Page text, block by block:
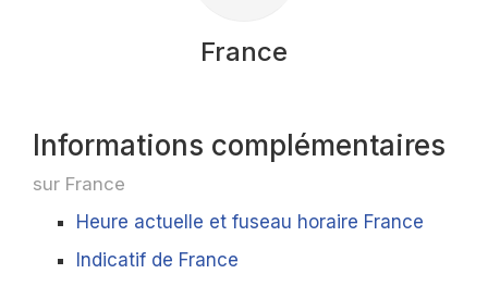
France
Informations complémentaires
sur France
Heure actuelle et fuseau horaire France
Indicatif de France